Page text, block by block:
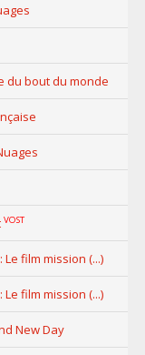
du bout du monde
VOST
Le film mission (...)
Le film mission (...)
New Day